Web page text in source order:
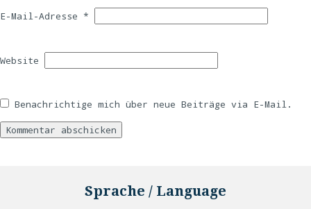
E-Mail-Adresse *
Website
Benachrichtige mich über neue Beiträge via E-Mail.
Sprache / Language